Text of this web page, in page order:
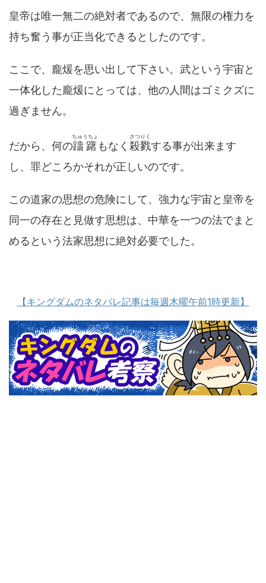
皇帝は唯一無二の絶対者であるので、無限の権力を
持ち奮う事が正当化できるとしたのです。
ここで、龐煖を思い出して下さい。武という宇宙と
一体化した龐煖にとっては、他の人間はゴミクズに
過ぎません。
だから、何の躊躇
ちゅうちょ
もなく 殺戮
さつりく
する事が出来ます
し、罪どころかそれが正しいのです。
この道家の思想の危険にして、強力な宇宙と皇帝を
同一の存在と見做す思想は、中華を一つの法でまと
めるという法家思想に絶対必要でした。
【キングダムのネタバレ記事は毎週木曜午前1時更新】